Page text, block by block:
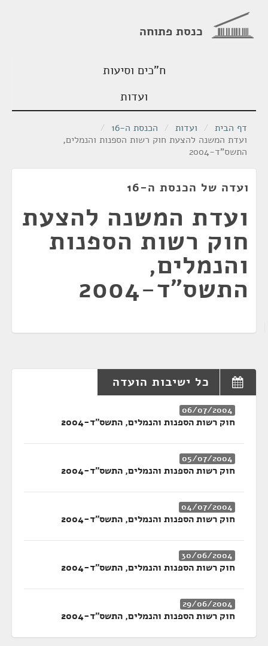
כנסת פתוחה
ח"כים וסיעות
ועדות
דף הבית / ועדות / הכנסת ה-16
/
ועדת המשנה להצעת חוק רשות הספנות והנמלים,
התשס"ד-2004
ועדה של הכנסת ה-16
ועדת המשנה להצעת
חוק רשות הספנות
והנמלים,
התשס"ד-2004
כל ישיבות הועדה
06/07/2004
חוק רשות הספנות והנמלים, התשס"ד-2004
05/07/2004
חוק רשות הספנות והנמלים, התשס"ד-2004
04/07/2004
חוק רשות הספנות והנמלים, התשס"ד-2004
30/06/2004
חוק רשות הספנות והנמלים, התשס"ד-2004
29/06/2004
חוק רשות הספנות והנמלים, התשס"ד-2004